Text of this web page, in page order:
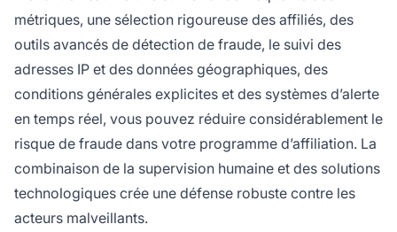
métriques, une sélection rigoureuse des affiliés, des
outils avancés de détection de fraude, le suivi des
adresses IP et des données géographiques, des
conditions générales explicites et des systèmes d’alerte
en temps réel, vous pouvez réduire considérablement le
risque de fraude dans votre programme d’affiliation. La
combinaison de la supervision humaine et des solutions
technologiques crée une défense robuste contre les
acteurs malveillants.